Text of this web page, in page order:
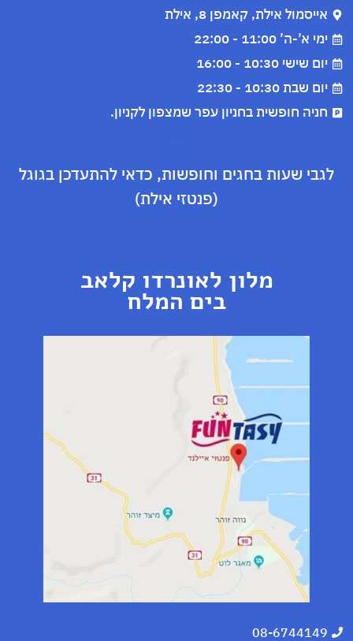
אייסמול אילת, קאמפן 8, אילת
ימי א’-ה’ 11:00 - 22:00
יום שישי 10:30 - 16:00
יום שבת 10:30 - 22:30
חניה חופשית בחניון עפר שמצפון לקניון.
.
לגבי שעות בחגים וחופשות, כדאי להתעדכן בגוגל
(פנטזי אילת)
מלון לאונרדו קלאב
בים המלח
08-6744149